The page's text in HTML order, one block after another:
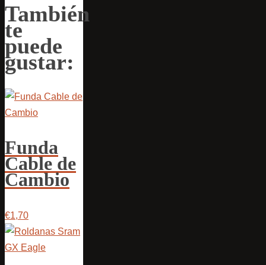
También
te
puede
gustar:
Funda
Cable de
Cambio
€1,70